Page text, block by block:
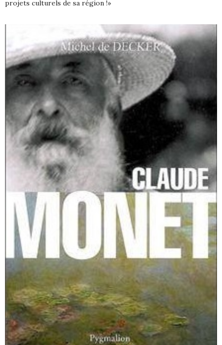
projets culturels de sa région !»